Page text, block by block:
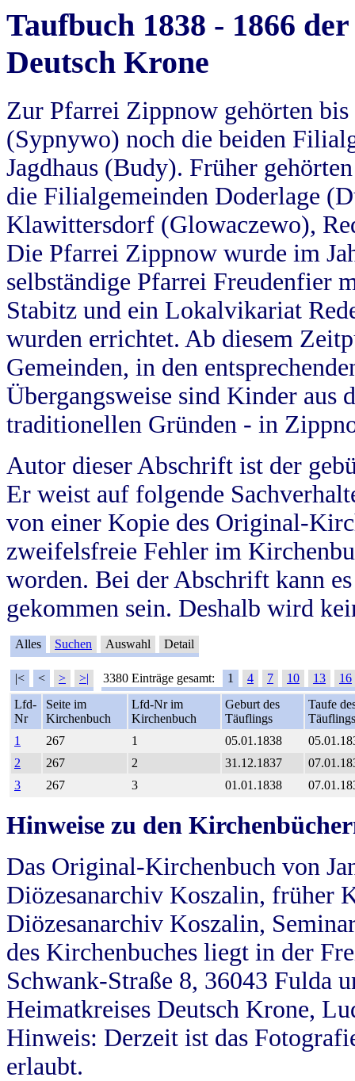
Taufbuch 1838 - 1866
Deutsch Krone
Zur Pfarrei Zippnow gehörten
(Sypnywo) noch die beiden
Jagdhaus (Budy). Früher
die Filialgemeinden Doderlage
Klawittersdorf (Glowaczewo),
Die Pfarrei Zippnow wurde im
selbständige Pfarrei Freudenfier
Stabitz und ein Lokalvikariat
wurden errichtet. Ab diesem
Gemeinden, in den
Übergangsweise sind Kinder aus
traditionellen Gründen - in
Autor dieser Abschrift ist der
Er weist auf folgende
von einer Kopie des Original-
zweifelsfreie Fehler im
worden. Bei der Abschrift kann
gekommen sein. Deshalb wird
Alles Suchen Auswahl Detail
|< < > >| 3380 Einträge gesamt: 1 4 7 10 13
16
Lfd-
Nr
Seite im
Kirchenbuch
Lfd-Nr im
Kirchenbuch
Geburt des
Täuflings
Taufe
Täuflings
1
267 1 05.01.1838
2
267 2 31.12.1837
3
267 3 01.01.1838
Hinweise zu den
Das Original-Kirchenbuch von
Diözesanarchiv Koszalin, früher
Diözesanarchiv Koszalin,
des Kirchenbuches liegt in der
Schwank-Straße 8, 36043 Fulda
Heimatkreises Deutsch Krone,
Hinweis: Derzeit ist das
erlaubt.